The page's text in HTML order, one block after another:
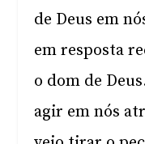
de Deus em
em resposta
o dom de
agir em nós